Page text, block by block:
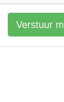
Verstuur